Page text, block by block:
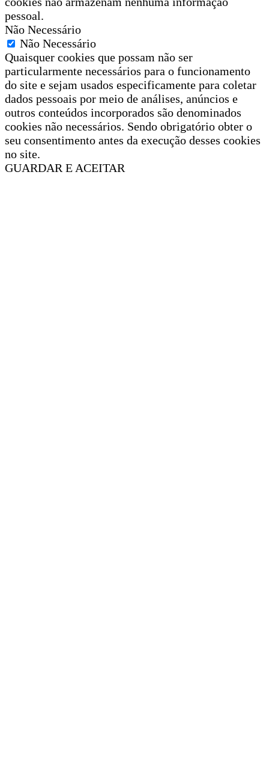
pessoal.
Não Necessário
Não Necessário
Quaisquer cookies que possam não ser
particularmente necessários para o funcionamento
do site e sejam usados especificamente para coletar
dados pessoais por meio de análises, anúncios e
outros conteúdos incorporados são denominados
cookies não necessários. Sendo obrigatório obter o
seu consentimento antes da execução desses cookies
no site.
GUARDAR E ACEITAR